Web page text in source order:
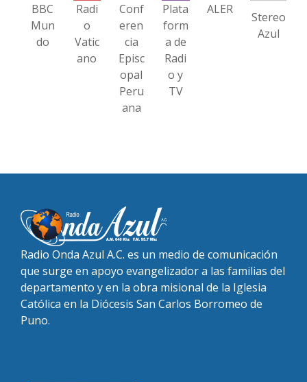
BBC
Mun
do
Radi
o
Vatic
ano
Conf
eren
cia
Episc
opal
Peru
ana
Plata
form
a de
Radi
o y
TV
ALER
Stereo
Azul
Radio Onda Azul A.C. es un medio de comunicación
que surge en apoyo evangelizador a las familias del
departamento y en la obra misional de la Iglesia
Católica en la Diócesis San Carlos Borromeo de
Puno.